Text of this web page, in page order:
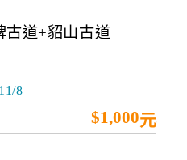
古道+貂山古道
11/8
$1,000起